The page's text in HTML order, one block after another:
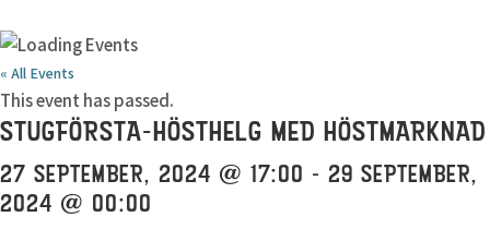
« All Events
This event has passed.
STUGFÖRSTA-HÖSTHELG MED HÖSTMARKNAD
27 SEPTEMBER, 2024 @ 17:00 - 29 SEPTEMBER,
2024 @ 00:00